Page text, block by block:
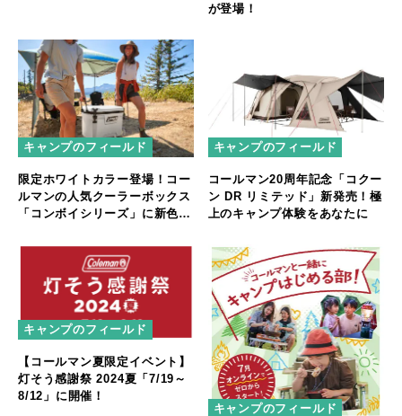
が登場！
キャンプのフィールド
限定ホワイトカラー登場！コー
ルマンの人気クーラーボックス
「コンボイシリーズ」に新色追
キャンプのフィールド
コールマン20周年記念「コクー
ン DR リミテッド」新発売！極
上のキャンプ体験をあなたに
キャンプのフィールド
【コールマン夏限定イベント】
灯そう感謝祭 2024夏「7/19～
8/12」に開催！
キャンプのフィールド